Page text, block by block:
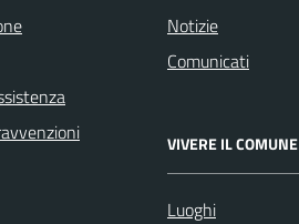
Notizie
Comunicati
VIVERE IL COMUNE
Luoghi